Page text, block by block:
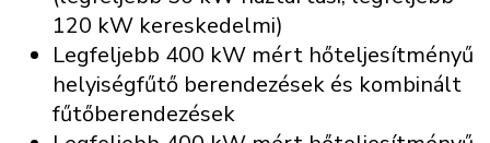
120 kW kereskedelmi)
Legfeljebb 400 kW mért hőteljesítményű
helyiségfűtő berendezések és kombinált
fűtőberendezések